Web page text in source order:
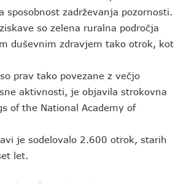
sposobnost zadrževanja pozornosti.
so zelena ruralna področja
duševnim zdravjem tako otrok, kot
prav tako povezane z večjo
aktivnosti, je objavila strokovna
of the National Academy of
je sodelovalo 2.600 otrok, starih
let.